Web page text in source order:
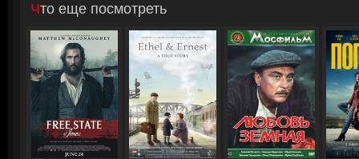
Что еще посмотреть